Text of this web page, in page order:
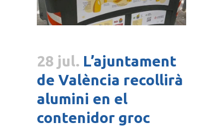
28 jul. L’ajuntament
de València recollirà
alumini en el
contenidor groc